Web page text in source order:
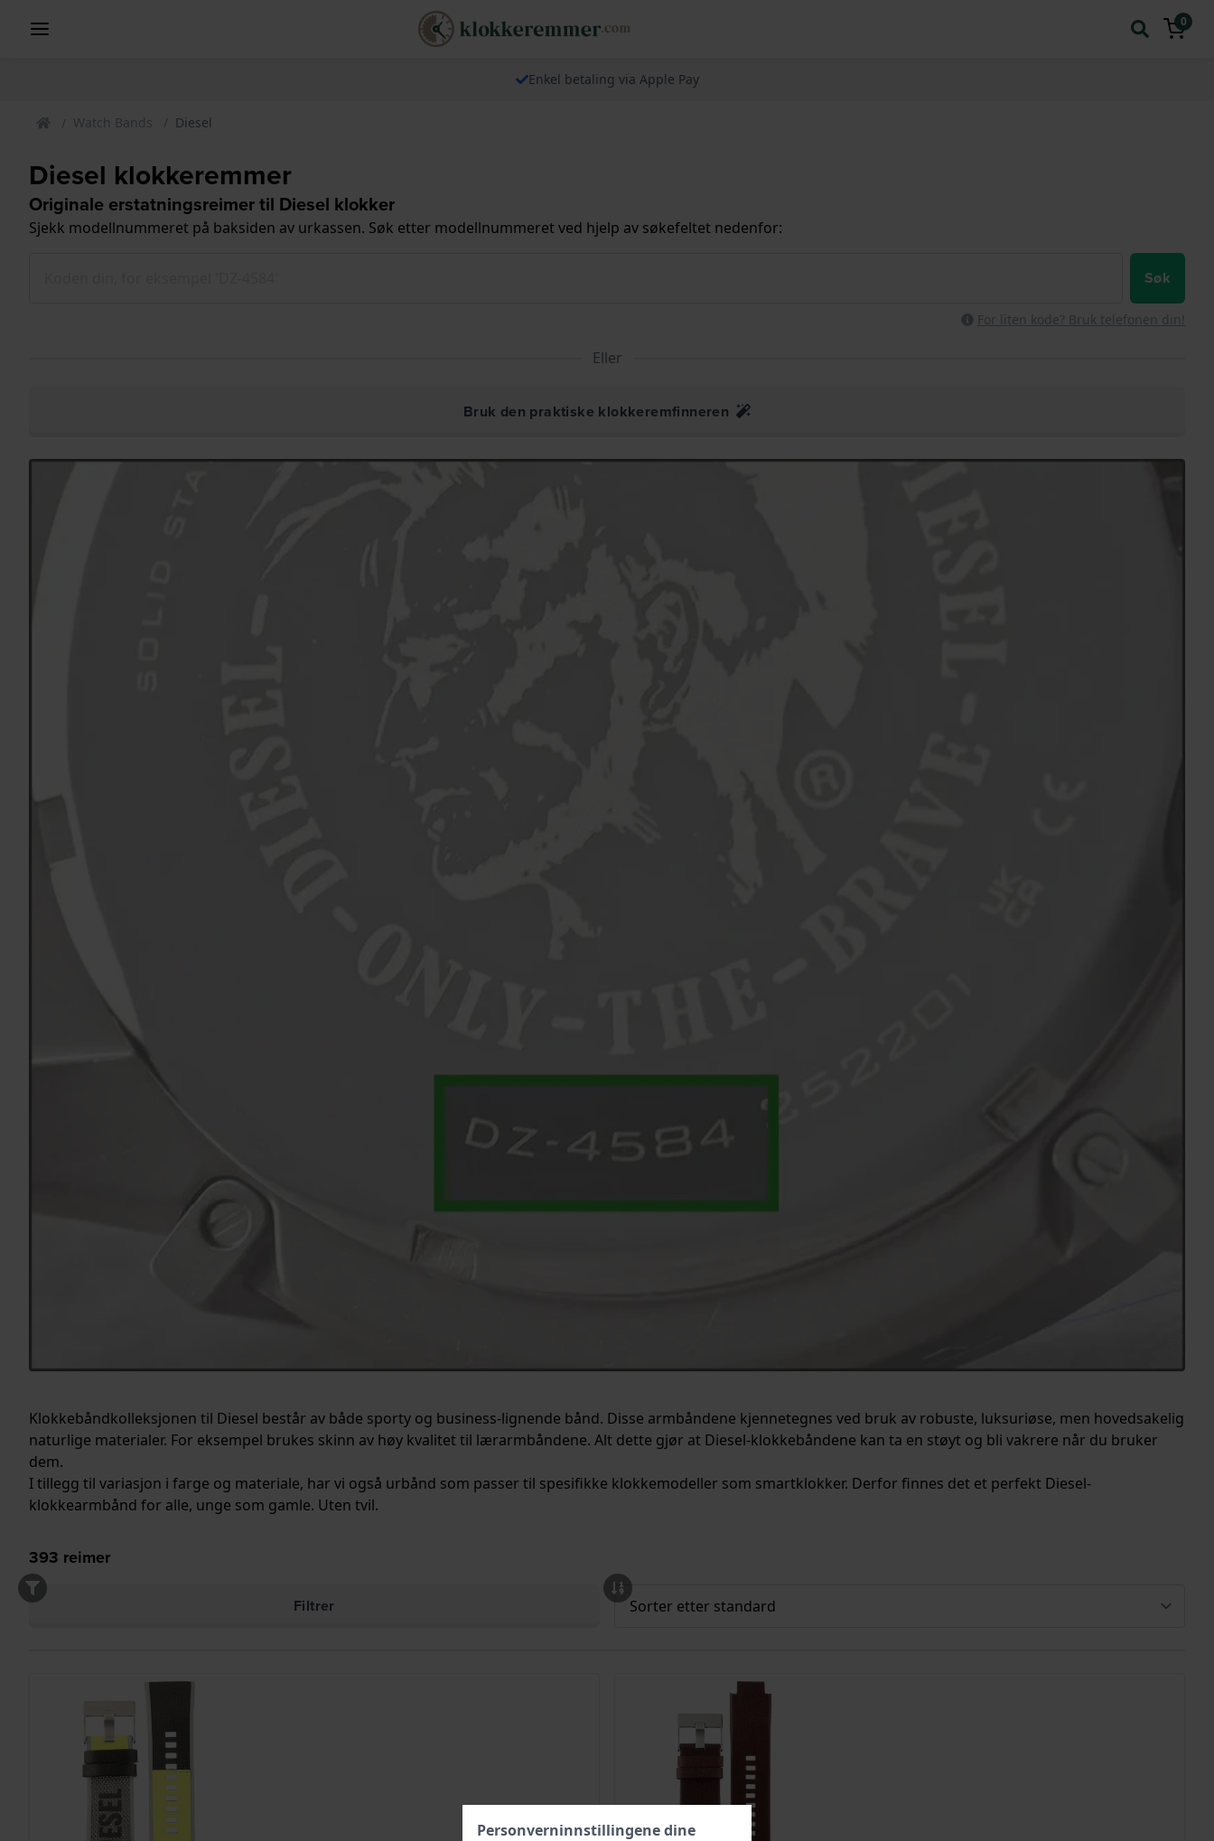
0
Enkel betaling via Apple Pay
Watch Bands Diesel
Diesel klokkeremmer
Originale erstatningsreimer til Diesel klokker
Sjekk modellnummeret på baksiden av urkassen. Søk etter modellnummeret ved hjelp av søkefeltet nedenfor:
Søk
For liten kode? Bruk telefonen din!
Eller
Bruk den praktiske klokkeremfinneren
Klokkebåndkolleksjonen til Diesel består av både sporty og business-lignende bånd. Disse armbåndene kjennetegnes ved bruk av robuste, luksuriøse, men hovedsakelig
naturlige materialer. For eksempel brukes skinn av høy kvalitet til lærarmbåndene. Alt dette gjør at Diesel-klokkebåndene kan ta en støyt og bli vakrere når du bruker
dem.
I tillegg til variasjon i farge og materiale, har vi også urbånd som passer til spesifikke klokkemodeller som smartklokker. Derfor finnes det et perfekt Diesel-
klokkearmbånd for alle, unge som gamle. Uten tvil.
393 reimer
Filtrer
Personverninnstillingene dine